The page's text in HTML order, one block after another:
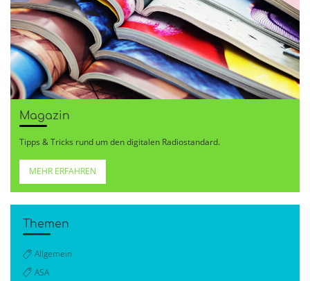
Magazin
Tipps & Tricks rund um den digitalen Radiostandard.
MEHR ERFAHREN
Themen
Allgemein
ASA